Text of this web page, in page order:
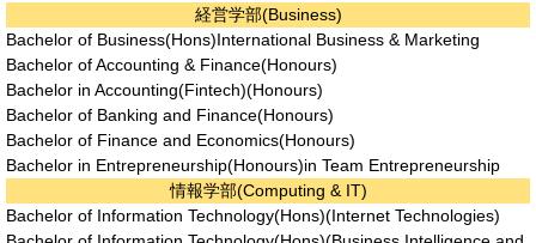
経営学部(Business)
Bachelor of Business(Hons)International Business & Marketing
Bachelor of Accounting & Finance(Honours)
Bachelor in Accounting(Fintech)(Honours)
Bachelor of Banking and Finance(Honours)
Bachelor of Finance and Economics(Honours)
Bachelor in Entrepreneurship(Honours)in Team Entrepreneurship
情報学部(Computing & IT)
Bachelor of Information Technology(Hons)(Internet Technologies)